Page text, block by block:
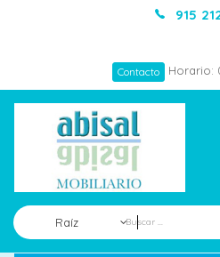
915
Contacto Horario:
Raíz